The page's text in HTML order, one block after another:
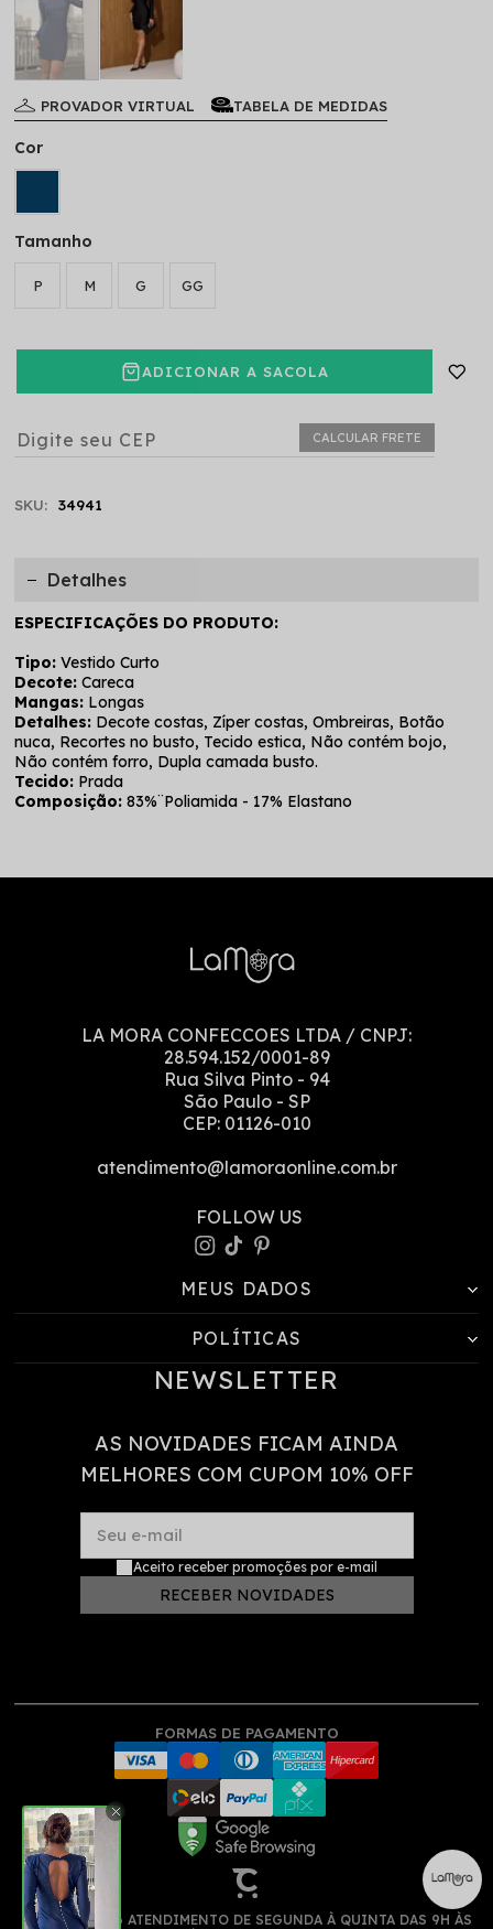
PROVADOR VIRTUAL TABELA DE MEDIDAS
Tamanho
P M G GG
Cor
ADICIONAR A SACOLA
CALCULAR FRETE
SKU: 34941
Detalhes
ESPECIFICAÇÕES DO PRODUTO:
Tipo: Vestido Curto
Decote: Careca
Mangas: Longas
Detalhes: Decote costas, Zíper costas, Ombreiras, Botão
nuca, Recortes no busto, Tecido estica, Não contém bojo,
Não contém forro, Dupla camada busto.
Tecido: Prada
Composição: 83%¨Poliamida - 17% Elastano
LA MORA CONFECCOES LTDA / CNPJ:
28.594.152/0001-89
Rua Silva Pinto - 94
São Paulo - SP
CEP: 01126-010
atendimento@lamoraonline.com.br
MEUS DADOS
POLÍTICAS
NEWSLETTER
AS NOVIDADES FICAM AINDA
MELHORES COM CUPOM 10% OFF
Seu e-mail
RECEBER NOVIDADES
Aceito receber promoções por e-mail
(11) 913522516 ATENDIMENTO DE SEGUNDA À QUINTA DAS 9H ÀS
FORMAS DE PAGAMENTO